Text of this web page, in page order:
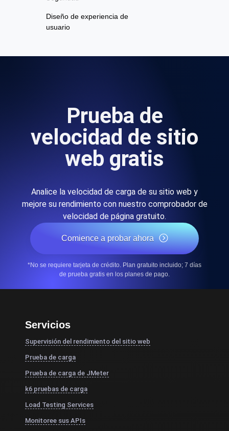
Diseño de experiencia de
usuario
Prueba de
velocidad de sitio
web gratis
Analice la velocidad de carga de su sitio web y
mejore su rendimiento con nuestro comprobador de
velocidad de página gratuito.
Comience a probar ahora
*No se requiere tarjeta de crédito. Plan gratuito incluido; 7 días
de prueba gratis en los planes de pago.
Servicios
Supervisión del rendimiento del sitio web
Prueba de carga
Prueba de carga de JMeter
k6 pruebas de carga
Load Testing Services
Monitoree sus APIs